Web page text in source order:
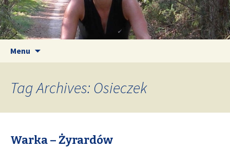
Menu
Tag Archives: Osieczek
Warka – Żyrardów